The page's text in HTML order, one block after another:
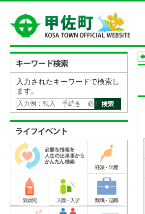
入力されたキーワードで検索し
ます。